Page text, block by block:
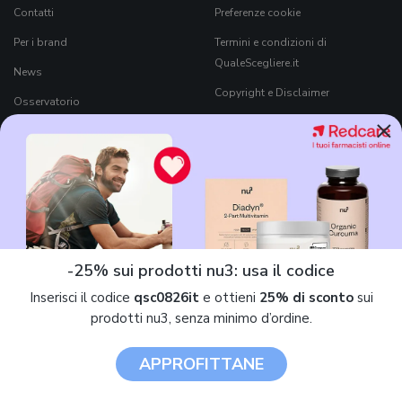
×
-25% sui prodotti nu3: usa il codice
Inserisci il codice qsc0826ite ottieni 25% di scontosui
prodotti nu3, senza minimo d’ordine.
APPROFITTANE
Contatti
Per i brand
News
Osservatorio
Ricerca Prodotti
Black Friday 2026
Preferenze cookie
Termini e condizioni di
QualeScegliere.it
Copyright e Disclaimer
Come funziona QualeScegliere.it
7Pixel S.r.l.è parte diMavriq, il nome commerciale che contraddistingue
tutte le società di Moltiply Group S.p.A. attive nella comparazione e/o
intermediazione di prodotti e servizi.